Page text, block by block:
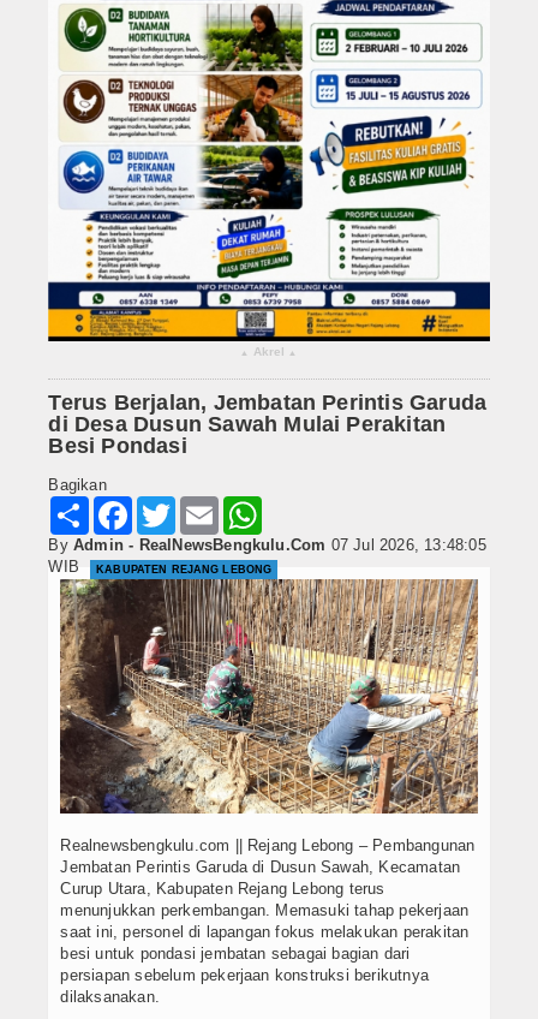
▴ Akrel ▴
Terus Berjalan, Jembatan Perintis Garuda
di Desa Dusun Sawah Mulai Perakitan
Besi Pondasi
Bagikan
Share Facebook
Twitter Email
By Admin - RealNewsBengkulu.Com 07 Jul 2026, 13:48:05
WIB
KABUPATEN REJANG LEBONG
Realnewsbengkulu.com || Rejang Lebong – Pembangunan
Jembatan Perintis Garuda di Dusun Sawah, Kecamatan
Curup Utara, Kabupaten Rejang Lebong terus
menunjukkan perkembangan. Memasuki tahap pekerjaan
saat ini, personel di lapangan fokus melakukan perakitan
besi untuk pondasi jembatan sebagai bagian dari
persiapan sebelum pekerjaan konstruksi berikutnya
dilaksanakan.